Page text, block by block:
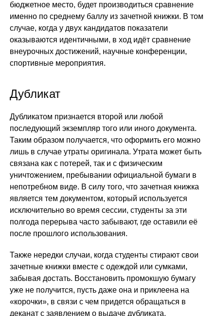
бюджетное место, будет производиться сравнение
именно по среднему баллу из зачетной книжки. В том
случае, когда у двух кандидатов показатели
оказываются идентичными, в ход идёт сравнение
внеурочных достижений, научные конференции,
спортивные мероприятия.
Дубликат
Дубликатом признается второй или любой
последующий экземпляр того или иного документа.
Таким образом получается, что оформить его можно
лишь в случае утраты оригинала. Утрата может быть
связана как с потерей, так и с физическим
уничтожением, пребывании официальной бумаги в
непотребном виде. В силу того, что зачетная книжка
является тем документом, который используется
исключительно во время сессии, студенты за эти
полгода перерыва часто забывают, где оставили её
после прошлого использования.
Также нередки случаи, когда студенты стирают свои
зачетные книжки вместе с одеждой или сумками,
забывая достать. Восстановить промокшую бумагу
уже не получится, пусть даже она и приклеена на
«корочки», в связи с чем придется обращаться в
деканат с заявлением о выдаче дубликата.